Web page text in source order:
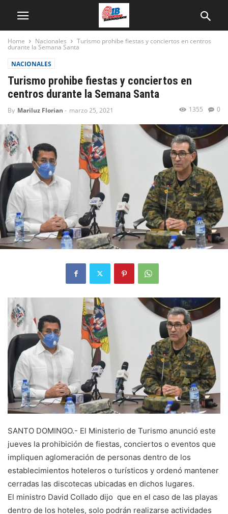
Home Nacionales Turismo prohibe fiestas y conciertos en centros
durante la Semana Santa
NACIONALES
Turismo prohibe fiestas y conciertos en
centros durante la Semana Santa
By Mariluz Florian - marzo 25, 2021 0
1355
SANTO DOMINGO.- El Ministerio de Turismo anunció este
jueves la prohibición de fiestas, conciertos o eventos que
impliquen aglomeración de personas dentro de los
establecimientos hoteleros o turísticos y ordenó mantener
cerradas las discotecas ubicadas en dichos lugares.
El ministro David Collado dijo que en el caso de las playas
dentro de los hoteles, solo podrán realizarse actividades